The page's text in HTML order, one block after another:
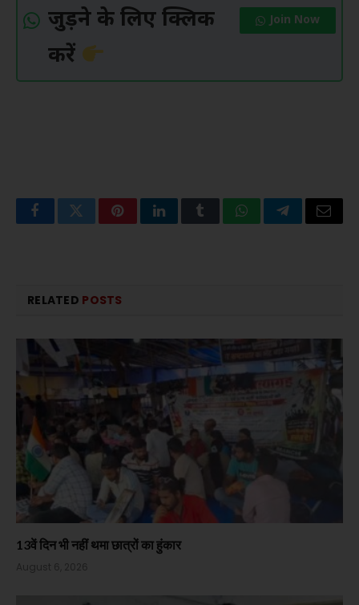
जुड़ने के लिए क्लिक
करें
Join Now
FacebookTwitterPinterestLinkedInTumblrWhatsAppTelegramEmail
RELATED POSTS
13वें दिन भी नहीं थमा छात्रों का हुंकार
August 6, 2026